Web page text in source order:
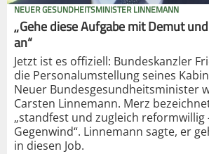
NEUER GESUNDHEITSMINISTER LINNEMANN
„Gehe diese Aufgabe mit Demut
an“
Jetzt ist es offiziell: Bundeskanzler
die Personalumstellung seines
Neuer Bundesgesundheitsminister
Carsten Linnemann. Merz
„standfest und zugleich reformwillig
Gegenwind“. Linnemann sagte, er
in diesen Job.